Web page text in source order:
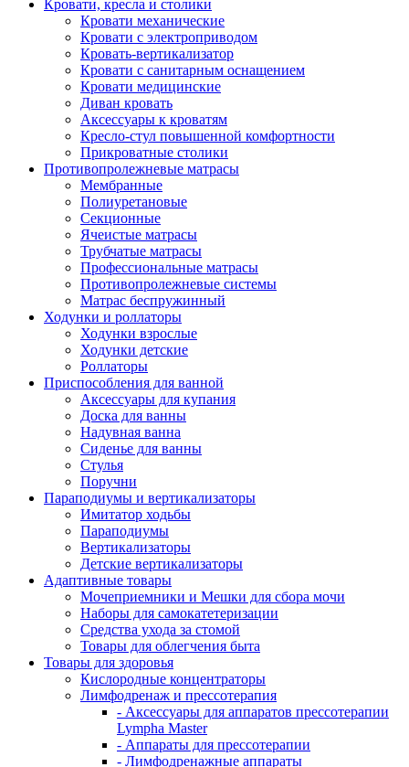
Кровати, кресла и столики
Кровати механические
Кровати с электроприводом
Кровать-вертикализатор
Кровати с санитарным оснащением
Кровати медицинские
Диван кровать
Аксессуары к кроватям
Кресло-стул повышенной комфортности
Прикроватные столики
Противопролежневые матрасы
Мембранные
Полиуретановые
Секционные
Ячеистые матрасы
Трубчатые матрасы
Профессиональные матрасы
Противопролежневые системы
Матрас беспружинный
Ходунки и роллаторы
Ходунки взрослые
Ходунки детские
Роллаторы
Приспособления для ванной
Аксессуары для купания
Доска для ванны
Надувная ванна
Сиденье для ванны
Стулья
Поручни
Параподиумы и вертикализаторы
Имитатор ходьбы
Параподиумы
Вертикализаторы
Детские вертикализаторы
Адаптивные товары
Мочеприемники и Мешки для сбора мочи
Наборы для самокатетеризации
Средства ухода за стомой
Товары для облегчения быта
Товары для здоровья
Кислородные концентраторы
Лимфодренаж и прессотерапия
- Аксессуары для аппаратов прессотерапии
Lympha Master
- Аппараты для прессотерапии
- Лимфодренажные аппараты